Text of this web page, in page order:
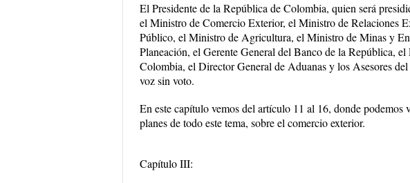
El Presidente de la República de Colombia, quien será
el Ministro de Comercio Exterior, el Ministro de Relaciones
Público, el Ministro de Agricultura, el Ministro de Minas y
Planeación, el Gerente General del Banco de la República,
Colombia, el Director General de Aduanas y los Asesores
voz sin voto.
En este capítulo vemos del artículo 11 al 16, donde
planes de todo este tema, sobre el comercio exterior.
Capítulo III: